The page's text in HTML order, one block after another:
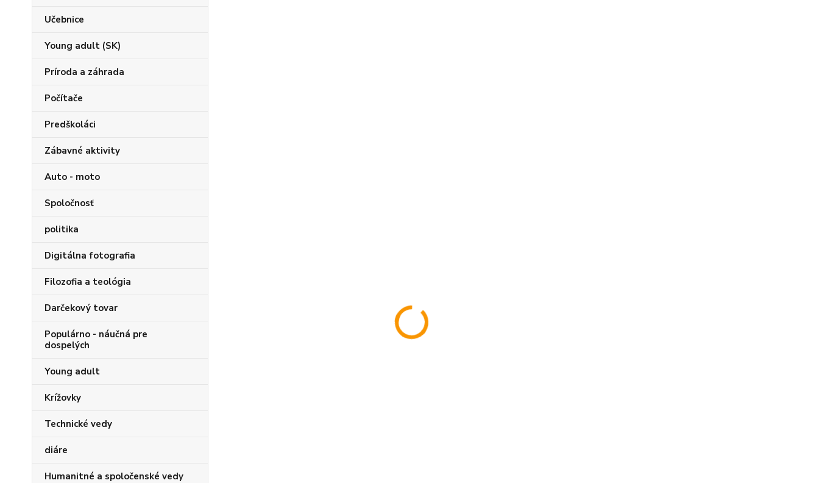
Učebnice
Young adult (SK)
Príroda a záhrada
Počítače
Predškoláci
Zábavné aktivity
Auto - moto
Spoločnosť
politika
Digitálna fotografia
Filozofia a teológia
Darčekový tovar
Populárno - náučná pre
dospelých
Young adult
Krížovky
Technické vedy
diáre
Humanitné a spoločenské vedy